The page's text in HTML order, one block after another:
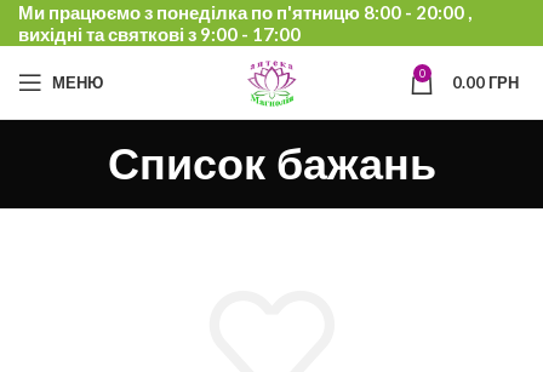
Ми працюємо з понеділка по п'ятницю 8:00 - 20:00 ,
вихідні та святкові з 9:00 - 17:00
МЕНЮ 0 0.00ГРН
Список бажань